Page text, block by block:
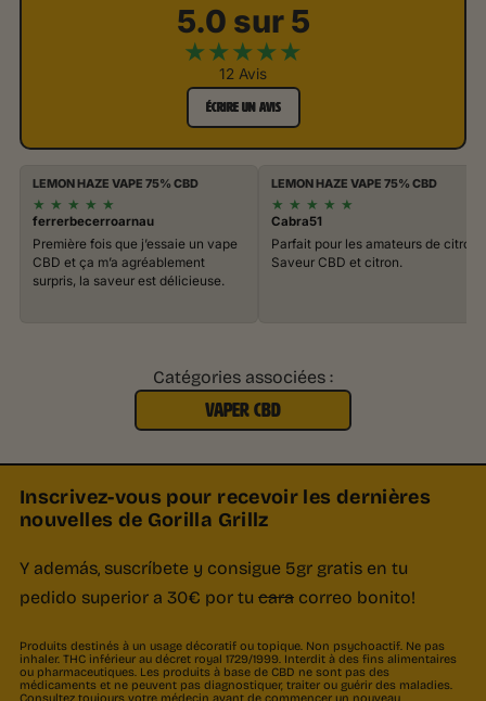
5.0 sur 5
★★★★★
12 Avis
ÉCRIRE UN AVIS
LEMON HAZE VAPE 75% CBD
★ ★ ★ ★ ★
ferrerbecerroarnau
Première fois que j’essaie un vape
CBD et ça m’a agréablement
surpris, la saveur est délicieuse.
LEMON HAZE VAPE 75% CBD
★ ★ ★ ★ ★
Cabra51
Parfait pour les amateurs de citron.
Saveur CBD et citron.
Catégories associées :
VAPER CBD
Inscrivez-vous pour recevoir les dernières
nouvelles de Gorilla Grillz
Y además, suscríbete y consigue 5gr gratis en tu
pedido superior a 30€ por tu cara correo bonito!
Produits destinés à un usage décoratif ou topique. Non psychoactif. Ne pas
inhaler. THC inférieur au décret royal 1729/1999. Interdit à des fins alimentaires
ou pharmaceutiques. Les produits à base de CBD ne sont pas des
médicaments et ne peuvent pas diagnostiquer, traiter ou guérir des maladies.